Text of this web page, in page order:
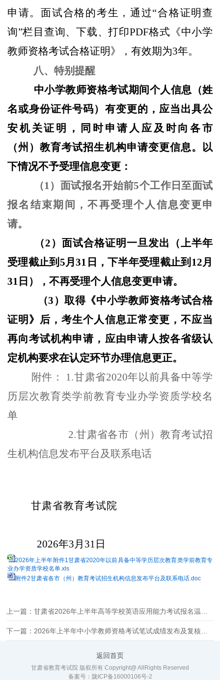
申请。面试合格的考生，通过“合格证明查
询”栏目查询、下载、打印PDF格式《中小学
教师资格考试合格证明》，有效期为3年。
八、特别提醒
中小学教师资格考试期间个人信息（姓
名或身份证件号码）有变更的，应当出具公
安机关证明，同时申请人应及时向各市
（州）教育考试招生机构申请变更信息。以
下情况不予受理信息变更：
（1）面试报名开始前5个工作日至面试
报名结束期间，不再受理个人信息变更申
请。
（2） 面试合格证明一旦发出（上半年
受理截止到5月31日，下半年受理截止到12月
31日），不再受理个人信息变更申请。
（3）取得《中小学教师资格考试合格
证明》后，考生个人信息正常变更，不应当
再向考试机构申请，应由申请人按各省级认
定机构要求在认定环节办理信息更正。
附件： 1.甘肃省2020年以前具备中等学
历层次教育类学前教育专业办学资质学校名
单
2.甘肃省各市（州）教育考试招
生机构信息发布平台及联系电话
甘肃省教育考试院
2026年3月31日
2026年上半年附件1甘肃省2020年以前具备中等学历层次教育类学前教育专
业办学资质学校名单.xls
附件2甘肃省各市（州）教育考试招生机构信息发布平台及联系电话.doc
上一篇：甘肃省2026年上半年高等学校英语应用能力考试报名温馨提示
下一篇：2026年上半年中小学教师资格考试笔试成绩发布及复核通告
返回首页
甘肃省教育考试院 版权所有 Copyright@ AllRights Reserved
备案号： 陇ICP备16000106号-2